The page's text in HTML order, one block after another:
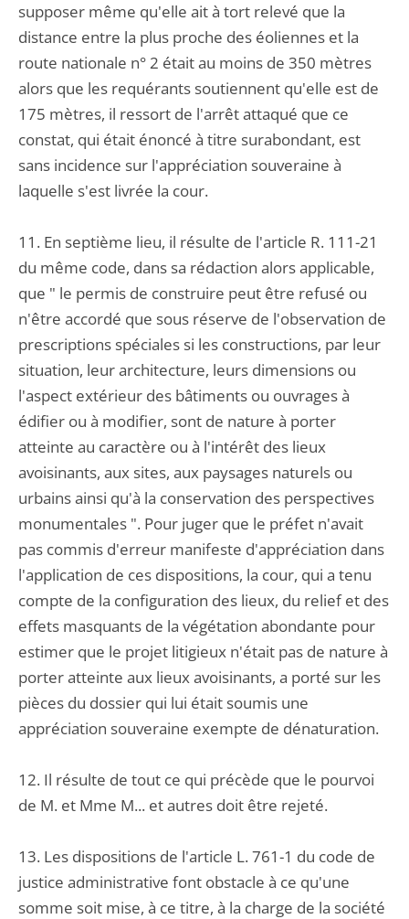
supposer même qu'elle ait à tort relevé que la
distance entre la plus proche des éoliennes et la
route nationale n° 2 était au moins de 350 mètres
alors que les requérants soutiennent qu'elle est de
175 mètres, il ressort de l'arrêt attaqué que ce
constat, qui était énoncé à titre surabondant, est
sans incidence sur l'appréciation souveraine à
laquelle s'est livrée la cour.
11. En septième lieu, il résulte de l'article R. 111-21
du même code, dans sa rédaction alors applicable,
que " le permis de construire peut être refusé ou
n'être accordé que sous réserve de l'observation de
prescriptions spéciales si les constructions, par leur
situation, leur architecture, leurs dimensions ou
l'aspect extérieur des bâtiments ou ouvrages à
édifier ou à modifier, sont de nature à porter
atteinte au caractère ou à l'intérêt des lieux
avoisinants, aux sites, aux paysages naturels ou
urbains ainsi qu'à la conservation des perspectives
monumentales ". Pour juger que le préfet n'avait
pas commis d'erreur manifeste d'appréciation dans
l'application de ces dispositions, la cour, qui a tenu
compte de la configuration des lieux, du relief et des
effets masquants de la végétation abondante pour
estimer que le projet litigieux n'était pas de nature à
porter atteinte aux lieux avoisinants, a porté sur les
pièces du dossier qui lui était soumis une
appréciation souveraine exempte de dénaturation.
12. Il résulte de tout ce qui précède que le pourvoi
de M. et Mme M... et autres doit être rejeté.
13. Les dispositions de l'article L. 761-1 du code de
justice administrative font obstacle à ce qu'une
somme soit mise, à ce titre, à la charge de la société